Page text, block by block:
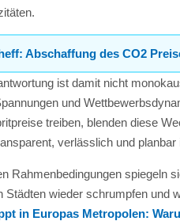
Abschaffung des CO2
ist damit nicht
und
treiben, blenden diese
verlässlich und
Rahmenbedingungen spiegeln
Städten wieder schrumpfen und
in Europas Metropolen: